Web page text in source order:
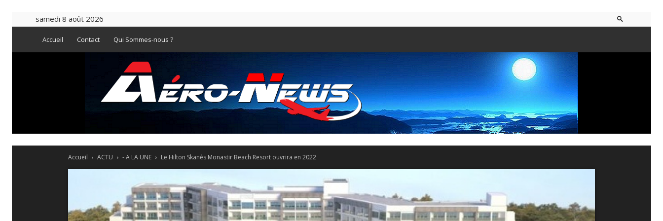
samedi 8 août 2026
Accueil Contact Qui Sommes-nous ?
Accueil ACTU - A LA UNE Le Hilton Skanès Monastir Beach Resort ouvrira en 2022